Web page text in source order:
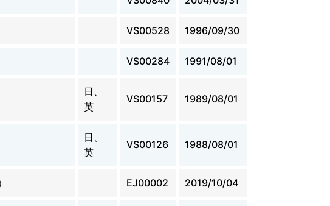
VS00528 1996/09/30
VS00284 1991/08/01
日、
英
VS00157 1989/08/01
日、
英
VS00126 1988/08/01
EJ00002 2019/10/04